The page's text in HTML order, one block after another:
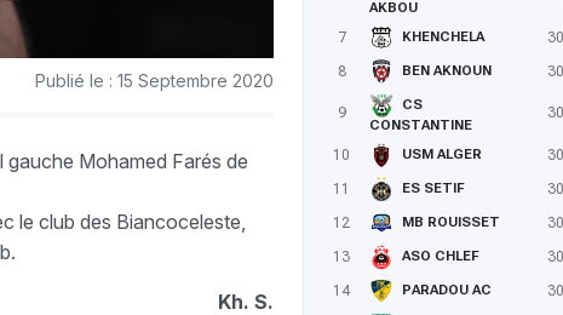
AKBOU
7 KHENCHELA 30
8
BEN AKNOUN 30
9
CS
CONSTANTINE
30
10 USM ALGER 30
11
ES SETIF 30
12
MB ROUISSET 30
13
ASO CHLEF 30
14
PARADOU AC 30
Publié le : 15 Septembre 2020
gauche Mohamed Farés de
le club des Biancoceleste,
Kh. S.